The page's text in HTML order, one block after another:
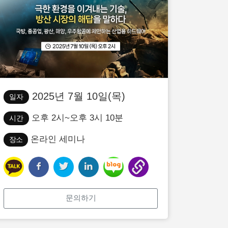
일자 2025년 7월 10일(목)
시간 오후 2시~오후 3시 10분
장소 온라인 세미나
문의하기